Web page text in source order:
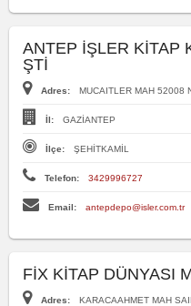
ANTEP İŞLER KİTAP
ŞTİ
Adres: MUCAITLER MAH 52008
İl: GAZİANTEP
İlçe: ŞEHİTKAMİL
Telefon: 3429996727
Email: antepdepo@isler.com.tr
FİX KİTAP DÜNYASI
Adres: KARACAAHMET MAH